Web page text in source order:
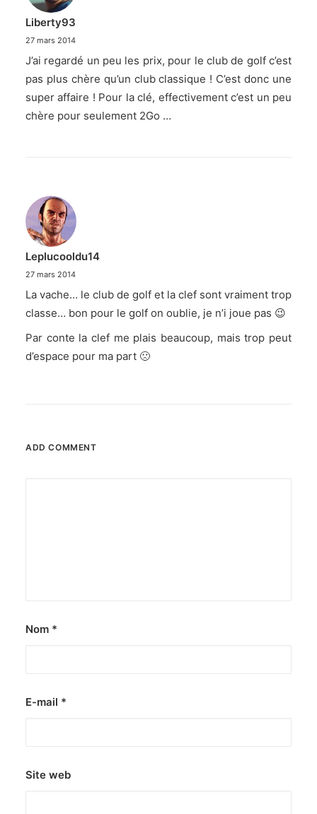
Liberty93
27 mars 2014
J’ai regardé un peu les prix, pour le club de golf c’est
pas plus chère qu’un club classique ! C’est donc une
super affaire ! Pour la clé, effectivement c’est un peu
chère pour seulement 2Go …
Leplucooldu14
27 mars 2014
La vache… le club de golf et la clef sont vraiment trop
classe… bon pour le golf on oublie, je n’i joue pas 😉
Par conte la clef me plais beaucoup, mais trop peut
d’espace pour ma part 🙁
ADD COMMENT
Nom *
E-mail *
Site web